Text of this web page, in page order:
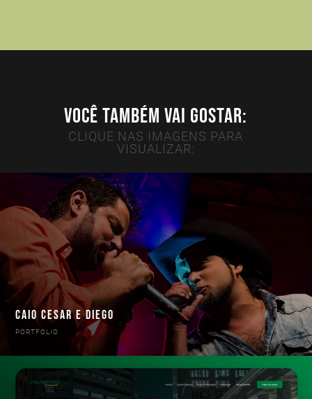
VOCÊ TAMBÉM VAI GOSTAR:
CLIQUE NAS IMAGENS PARA
VISUALIZAR:
CAIO CESAR E DIEGO
PORTFOLIO